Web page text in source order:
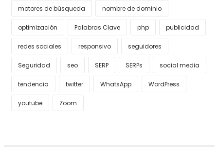
motores de búsqueda nombre de dominio
optimización Palabras Clave php publicidad
redes sociales responsivo seguidores
Seguridad seo SERP SERPs social media
tendencia twitter WhatsApp WordPress
youtube Zoom